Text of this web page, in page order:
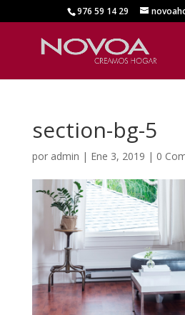
976 59 14 29
section-bg-5
por admin | Ene 3, 2019 | 0